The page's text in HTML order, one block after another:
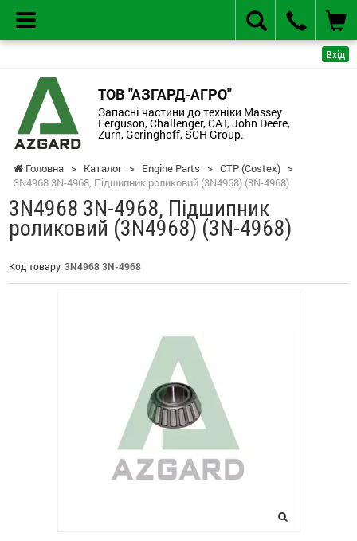
Вхід
ТОВ "АЗГАРД-АГРО"
Запасні частини до техніки Massey
Ferguson, Challenger, CAT, John Deere,
Zurn, Geringhoff, SCH Group.
Головна > Каталог > Engine Parts > CTP (Costex) >
3N4968 3N-4968, Підшипник роликовий (3N4968) (3N-4968)
3N4968 3N-4968, Підшипник
роликовий (3N4968) (3N-4968)
Код товару: 3N4968 3N-4968